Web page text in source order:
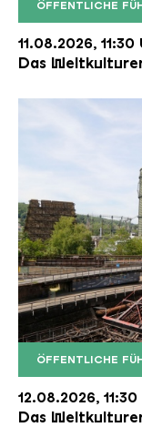
ÖFFENTLICHE
Der
Copyright:
11.08.2026, 11:30
Das
ÖFFENTLICHE
Der
Copyright:
12.08.2026, 11:30
Das